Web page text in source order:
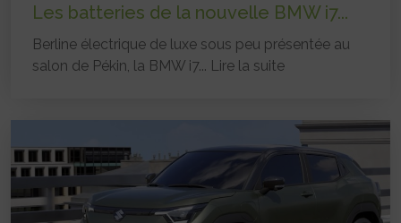
Les batteries de la nouvelle BMW i7...
Berline électrique de luxe sous peu présentée au
salon de Pékin, la BMW i7... Lire la suite